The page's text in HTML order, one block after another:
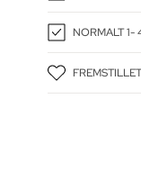
NORMALT 1-